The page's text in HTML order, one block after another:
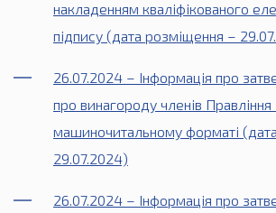
накладенням кваліфікованого
підпису (дата розміщення –
26.07.2024 – Інформація про
про винагороду членів Правління
машиночитальному форматі
29.07.2024)
26.07.2024 – Інформація про